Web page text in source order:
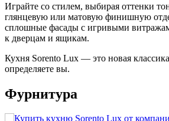
Играйте со стилем, выбирая оттенки
глянцевую или матовую финишную
сплошные фасады с игривыми
к дверцам и ящикам.
Кухня Sorento Lux — это новая
определяете вы.
Фурнитура